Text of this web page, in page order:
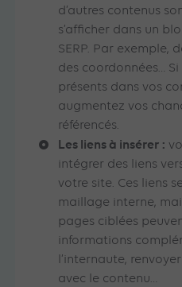
d’autres contenus
s’afficher dans un
SERP. Par exemple,
des coordonnées…
présents dans vos
augmentez vos
référencés.
Les liens à insérer :
intégrer des liens
votre site. Ces liens
maillage interne,
pages ciblées
informations
l’internaute,
avec le contenu…